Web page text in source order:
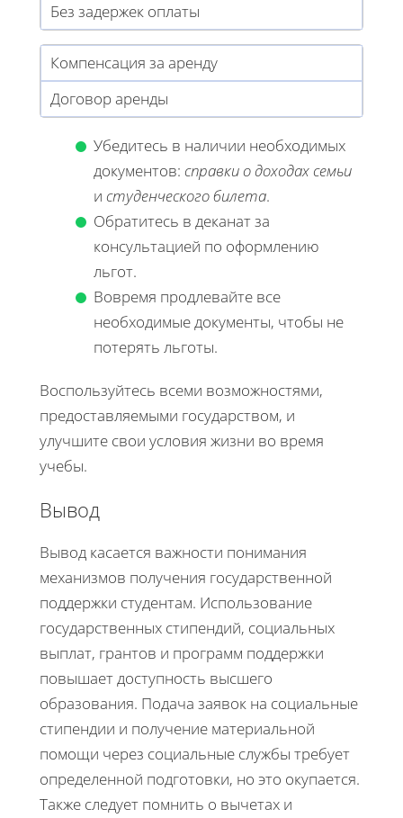
Без задержек оплаты
Компенсация за аренду
Договор аренды
Убедитесь в наличии необходимых
документов: справки о доходах семьи
и студенческого билета.
Обратитесь в деканат за
консультацией по оформлению
льгот.
Вовремя продлевайте все
необходимые документы, чтобы не
потерять льготы.
Воспользуйтесь всеми возможностями,
предоставляемыми государством, и
улучшите свои условия жизни во время
учебы.
Вывод
Вывод касается важности понимания
механизмов получения государственной
поддержки студентам. Использование
государственных стипендий, социальных
выплат, грантов и программ поддержки
повышает доступность высшего
образования. Подача заявок на социальные
стипендии и получение материальной
помощи через социальные службы требует
определенной подготовки, но это окупается.
Также следует помнить о вычетах и